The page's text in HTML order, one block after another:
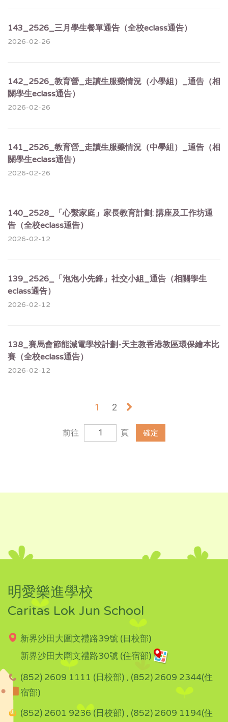
143_2526_三月學生餐單通告（全校eclass通告）
2026-02-26
142_2526_教育營_走讀生服藥情況（小學組）_通告（相
關學生eclass通告）
2026-02-26
141_2526_教育營_走讀生服藥情況（中學組）_通告（相
關學生eclass通告）
2026-02-26
140_2528_「心繫家庭」家長教育計劃: 講座及工作坊通
告（全校eclass通告）
2026-02-12
139_2526_「泡泡小先鋒」社交小組_通告（相關學生
eclass通告）
2026-02-12
138_賽馬會節能減電學校計劃-天主教香港教區環保繪本比
賽（全校eclass通告）
2026-02-12
1 2 »
前往 頁 確定
明愛樂進學校
Caritas Lok Jun School
新界沙田大圍文禮路39號 (日校部)
新界沙田大圍文禮路30號 (住宿部)
(852) 2609 1111 (日校部) , (852) 2609 2344(住
宿部)
(852) 2601 9236 (日校部) , (852) 2609 1194(住